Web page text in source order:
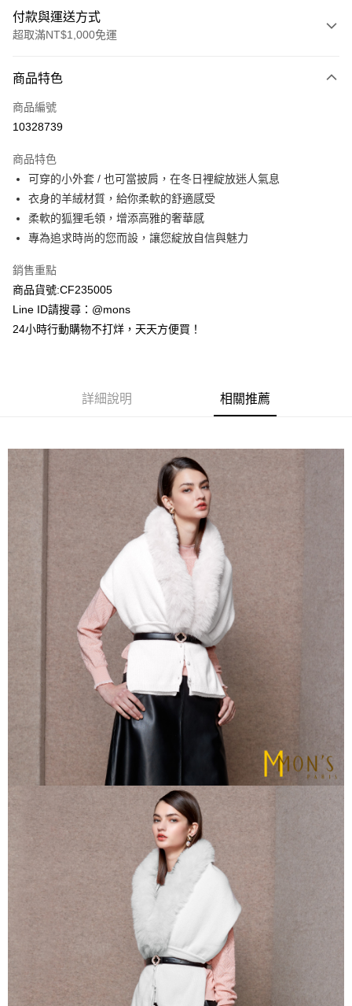
付款與運送方式
超取滿NT$1,000免運
信用卡一次付款
信用卡分期付款
合作金庫商業銀行
華南商業銀行
彰化商業銀行
上海商業儲蓄銀行
台北富邦商業銀行
國泰世華商業銀行
兆豐國際商業銀行
臺灣中小企業銀行
台中商業銀行
聯邦商業銀行
元大商業銀行
台新國際商業銀行
台灣樂天信用卡公司
6 期 0 利率 每期
華南商業銀行
彰化商業銀行
上海商業儲蓄銀行
台北富邦商業銀行
國泰世華商業銀行
兆豐國際商業銀行
匯豐（台灣）商業銀行
聯邦商業銀行
元大商業銀行
玉山商業銀行
星展（台灣）商業銀行
台新國際商業銀行
超商取貨付款
LINE Pay
街口支付
悠遊付
【關於「AFTEE先享後付」】
１．簡單：不需註冊會員、不需綁卡、不需儲值。
２．便利：只要手機號碼，簡訊認證，即可結帳。
３．安心：先確認商品／服務後，再付款。
【「AFTEE先享後付」結帳流程】
１．於結帳方式選擇「AFTEE先享後付」後，將跳轉至「AFTEE先享後付」
結帳頁面，進行簡訊認證並確認金額後，即可完成結帳。
２．訂單成立數日內，您將收到繳費通知簡訊。
３．收到繳費通知簡訊後14天內，點擊此簡訊中的連結，可透過四大超商／
ATM／網路銀行／等多元方式進行付款，方視為交易完成。
※ 請注意：結帳手續完成當下不需立刻繳費，但若您需要取消訂單，請聯絡
購買商品的店家。未經商家同意取消之訂單仍視為有效，需透過AFTEE先享
後付繳納相關費用。
※ 交易是否成功請以「AFTEE先享後付 」之結帳頁面顯示為準，若有關於
是否繳費成功／繳費後需取消欲退款等相關疑問，請聯繫「AFTEE先享後付
客戶支援中心」https://netprotections.freshdesk.com/support/home
１．透過由恩沛科技股份有限公司提供之「AFTEE先享後付」服務完成之交
易，需依本服務之必要範圍內提供個人資料，並將交易相關給付款項請求債
權轉讓予恩沛科技股份有限公司。
２．關於個人資料處理事宜，請瀏覽以下網址：
https://aftee.tw/terms/#terms3
３．未成年的使用者請事先徵得法定代理人或監護人之同意方可使用
「AFTEE先享後付」，若未經同意申辦者引起之損失，本公司不負相關責
４．使用「AFTEE先享後付」時，將依據個別帳號之用戶狀況，依本公司即
時審查核予不同之上限額度；若仍有額度不足之情形，本公司將視審查結果
請求用戶進行身份認證。
５．嚴禁一人註冊多個帳號或使用他人資訊註冊。若發現惡意使用之情形，
恩沛科技股份有限公司將有權停止該用戶之使用額度並採取法律行動。
貨到付款
每筆NT$80，滿NT$1,000(含以上)免運費
付款後全家取貨
每筆NT$80，滿NT$1,000(含以上)免運費
每筆NT$80，滿NT$1,000(含以上)免運費
付款後7-11取貨
每筆NT$80，滿NT$1,000(含以上)免運費
每筆NT$100，滿NT$1,000(含以上)免運費
每筆NT$80
商品特色
商品編號
10328739
商品特色
可穿的小外套 / 也可當披肩，在冬日裡綻放迷人氣息
衣身的羊絨材質，給你柔軟的舒適感受
柔軟的狐狸毛領，增添高雅的奢華感
專為追求時尚的您而設，讓您綻放自信與魅力
銷售重點
商品貨號:CF235005
Line ID請搜尋：@mons
24小時行動購物不打烊，天天方便買！
詳細說明 相關推薦